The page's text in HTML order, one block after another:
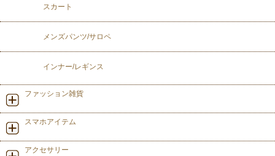
スカート
メンズパンツ/サロペ
インナー/レギンス
ファッション雑貨
スマホアイテム
アクセサリー